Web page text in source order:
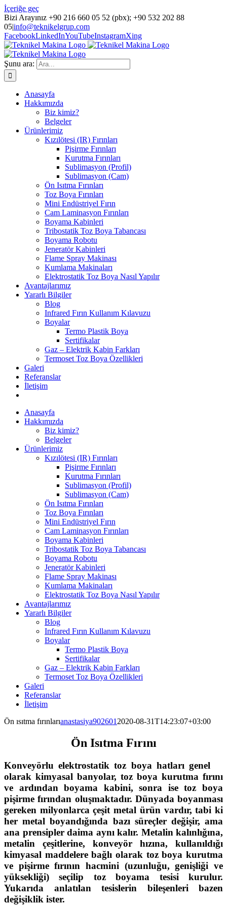
İçeriğe geç
Bizi Arayınız +90 216 660 05 52 (pbx); +90 532 202 88
05|info@teknikelgrup.com
FacebookLinkedInYouTubeInstagramXing
Şunu ara:
Anasayfa
Hakkımızda
Biz kimiz?
Belgeler
Ürünlerimiz
Kızılötesi (IR) Fırınları
Pişirme Fırınları
Kurutma Fırınları
Sublimasyon (Profil)
Sublimasyon (Cam)
Ön Isıtma Fırınları
Toz Boya Fırınları
Mini Endüstriyel Fırın
Cam Laminasyon Fırınları
Boyama Kabinleri
Tribostatik Toz Boya Tabancası
Boyama Robotu
Jeneratör Kabinleri
Flame Spray Makinası
Kumlama Makinaları
Elektrostatik Toz Boya Nasıl Yapılır
Avantajlarımız
Yararlı Bilgiler
Blog
Infrared Fırın Kullanım Kılavuzu
Boyalar
Termo Plastik Boya
Sertifikalar
Gaz – Elektrik Kabin Farkları
Termoset Toz Boya Özellikleri
Galeri
Referanslar
İletişim
Anasayfa
Hakkımızda
Biz kimiz?
Belgeler
Ürünlerimiz
Kızılötesi (IR) Fırınları
Pişirme Fırınları
Kurutma Fırınları
Sublimasyon (Profil)
Sublimasyon (Cam)
Ön Isıtma Fırınları
Toz Boya Fırınları
Mini Endüstriyel Fırın
Cam Laminasyon Fırınları
Boyama Kabinleri
Tribostatik Toz Boya Tabancası
Boyama Robotu
Jeneratör Kabinleri
Flame Spray Makinası
Kumlama Makinaları
Elektrostatik Toz Boya Nasıl Yapılır
Avantajlarımız
Yararlı Bilgiler
Blog
Infrared Fırın Kullanım Kılavuzu
Boyalar
Termo Plastik Boya
Sertifikalar
Gaz – Elektrik Kabin Farkları
Termoset Toz Boya Özellikleri
Galeri
Referanslar
İletişim
Ön ısıtma fırınlarıanastasiya902601 2020-08-31T14:23:07+03:00
Ön Isıtma Fırını
Konveyörlu elektrostatik toz boya hatları genel
olarak kimyasal banyolar, toz boya kurutma fırını
ve ardından boyama kabini, sonra ise toz boya
pişirme fırından oluşmaktadır. Dünyada boyanması
gereken milyonlarca çeşit metal ürün vardır, tabi ki
her metal boyandığında bazı süreçler değişir, ama
ana prensipler daima aynı kalır. Metalin kalınlığına,
metalin çeşitlerine, konveyör hızına, kullanıldığı
kimyasal maddelere bağlı olarak toz boya kurutma
ve pişirme fırının hacmini (uzunluğu, genişliği ve
yüksekliği) seçilip toz boyama tesisi kurulur.
Yukarıda anlatılan tesislerin bileşenleri bazen
değişiklik ister.